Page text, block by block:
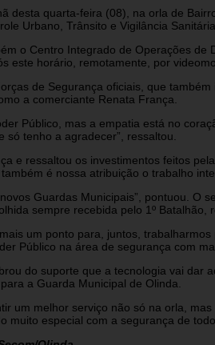
quarta-feira (08), na orla de
Urbano, Trânsito e Vigilância
o Centro Integrado de Operações
este horário, remotamente, por
de Segurança oficiais, que
a comerciante Renata França.
Público, mas a empatia está no
só tenho a agradecer”, ressaltou.
ressaltou os investimentos feitos
é nossa atribuição o trabalho
Guardas Municipais”, pontuou. O
sempre recebida pelo 1º Batalhão,
um ponto para, juntos,
Público na área de segurança com
do suporte que a tecnologia vai
a Guarda Municipal de Olinda.
um melhor serviço não só na orla,
especial com a segurança de